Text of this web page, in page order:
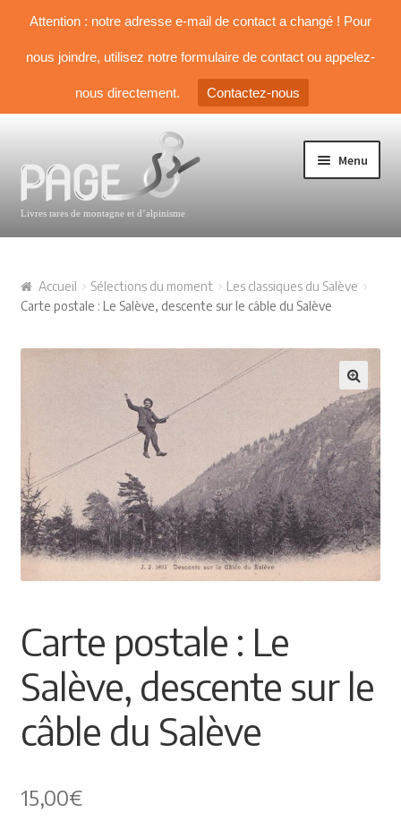
Attention : notre adresse e-mail de contact a changé ! Pour
nous joindre, utilisez notre formulaire de contact ou appelez-
nous directement. Contactez-nous
Menu
NOS SÉLECTIONS
Livre d’Alpinisme
Guides & topos
Himalayisme
Nature Pêche Chasse
Régionalisme
Les Pyrénées
VIEUX PAPIERS
Carte postale
Accueil Sélections du moment
Les classiques du Salève
Carte postale : Le Salève, descente sur le câble du Salève
🔍
Carte postale : Le
Salève, descente sur le
câble du Salève
15,00€